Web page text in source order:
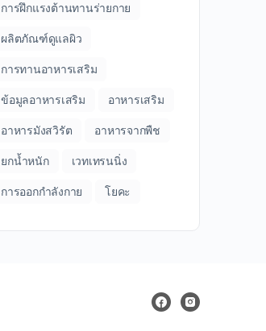
การฝึกแรงต้านทานร่ายกาย
ผลิตภัณฑ์ดูแลผิว
การทานอาหารเสริม
ข้อมูลอาหารเสริม อาหารเสริม
อาหารมังสวิรัต อาหารจากพืช
ยกน้ำหนัก เวทเทรนนิ่ง
การออกกำลังกาย โยคะ